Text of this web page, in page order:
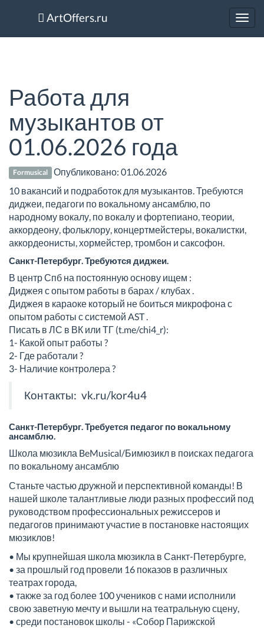
ArtOffers.ru
Работа для
музыкантов от
01.06.2026 года
Formusical Опубликовано:01.06.2026
10 вакансий и подработок для музыкантов. Требуются
диджеи, педагоги по вокальному ансамблю, по
народному вокалу, по вокалу и фортепиано, теории,
аккордеону, фольклору, концертмейстеры, вокалистки,
аккордеонисты, хормейстер, тромбон и саксофон.
Санкт-Петербург. Требуются диджеи.
В центр Спб на постоянную основу ищем :
Диджея с опытом работы в барах / клубах .
Диджея в караоке который не боиться микрофона с
опытом работы с системой AST .
Писать в ЛС в ВК или ТГ (t.me/chi4_r):
1- Какой опыт работы ?
2- Где работали ?
3- Наличие контролера ?
Контакты: vk.ru/kor4u4
Санкт-Петербург. Требуется педагог по вокальному
ансамблю.
Школа мюзикла BeMusical/Бимюзикл в поисках педагога
по вокальному ансамблю
Станьте частью дружной и перспективной команды! В
нашей школе талантливые люди разных профессий под
руководством профессиональных режиссеров и
педагогов принимают участие в постановке настоящих
мюзиклов!
• Мы крупнейшая школа мюзикла в Санкт-Петербурге,
• за прошлый год провели 16 показов в различных
театрах города,
• также за год более 100 учеников с нами исполнили
свою заветную мечту и вышли на театральную сцену,
• среди постановок школы - «Собор Парижской